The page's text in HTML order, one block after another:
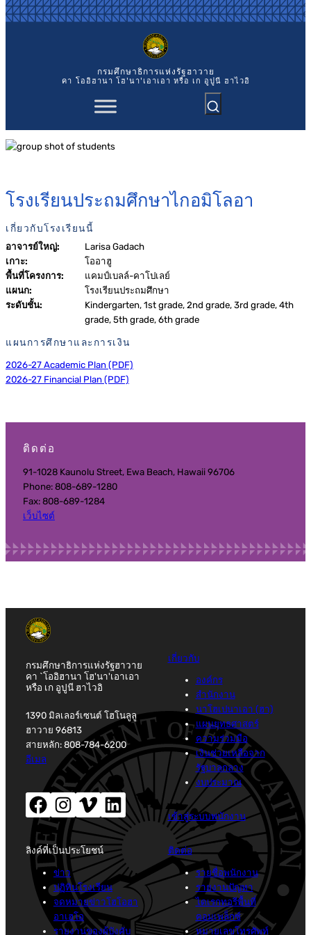
ข้าม
ไป
กรมศึกษาธิการแห่งรัฐฮาวาย
คา `โออิฮานา โฮ'นา'เอาเอา หรือ เก อูปูนี ฮาไวอิ
โรงเรียนประถมศึกษาไกอมิโลอา
เกี่ยวกับโรงเรียนนี้
อาจารย์ใหญ่:
Larisa Gadach
เกาะ:
โออาฮู
พื้นที่โครงการ:
แคมป์เบลล์-คาโปเลย์
แผนก:
โรงเรียนประถมศึกษา
ระดับชั้น:
Kindergarten, 1st grade, 2nd grade, 3rd grade, 4th
grade, 5th grade, 6th grade
แผนการศึกษาและการเงิน
2026-27 Academic Plan (PDF)
2026-27 Financial Plan (PDF)
ติดต่อ
91-1028 Kaunolu Street, Ewa Beach, Hawaii 96706
Phone: 808-689-1280
Fax: 808-689-1284
เว็บไซต์
กรมศึกษาธิการแห่งรัฐฮาวาย
คา `โออิฮานา โฮ'นา'เอาเอา
หรือ เก อูปูนี ฮาไวอิ
1390 มิลเลอร์เซนต์ โฮโนลูลู
ฮาวาย 96813
สายหลัก: 808-784-6200
อีเมล
เฟสบุ๊ค(เปิดหน้าต่างใหม่)อินสตาแกรม (เปิดหน้าต่างใหม่)Vimeo (เปิดหน้าต่างใหม่)LinkedIn (เปิดหน้าต่างใหม่)
เกี่ยวกับ
องค์กร
สำนักงาน
นาโฮเปนาเอา (ฮา)
แผนยุทธศาสตร์
ความร่วมมือ
เงินช่วยเหลือจาก
รัฐบาลกลาง
งบประมาณ
เข้าสู่ระบบพนักงาน
ลิงค์ที่เป็นประโยชน์
ข่าว
ปฏิทินโรงเรียน
จดหมายข่าวโฮโอฮา
อาเฮโอ
รายงานของผู้บังคับ
ติดต่อ
รายชื่อพนักงาน
รายงานปัญหา
ไดเรกทอรีพื้นที่
คอมเพล็กซ์
หมายเลขโทรศัพท์